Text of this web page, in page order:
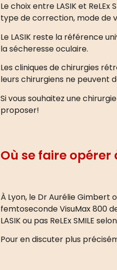
Le choix entre LASIK et
type de correction, mode de
Le LASIK reste la référence
la sécheresse oculaire.
Les cliniques de chirurgies
leurs chirurgiens ne peuvent
Si vous souhaitez une
proposer!
Où se faire opérer
À Lyon, le Dr Aurélie
femtoseconde VisuMax 800
LASIK ou pas ReLEx SMILE
Pour en discuter plus